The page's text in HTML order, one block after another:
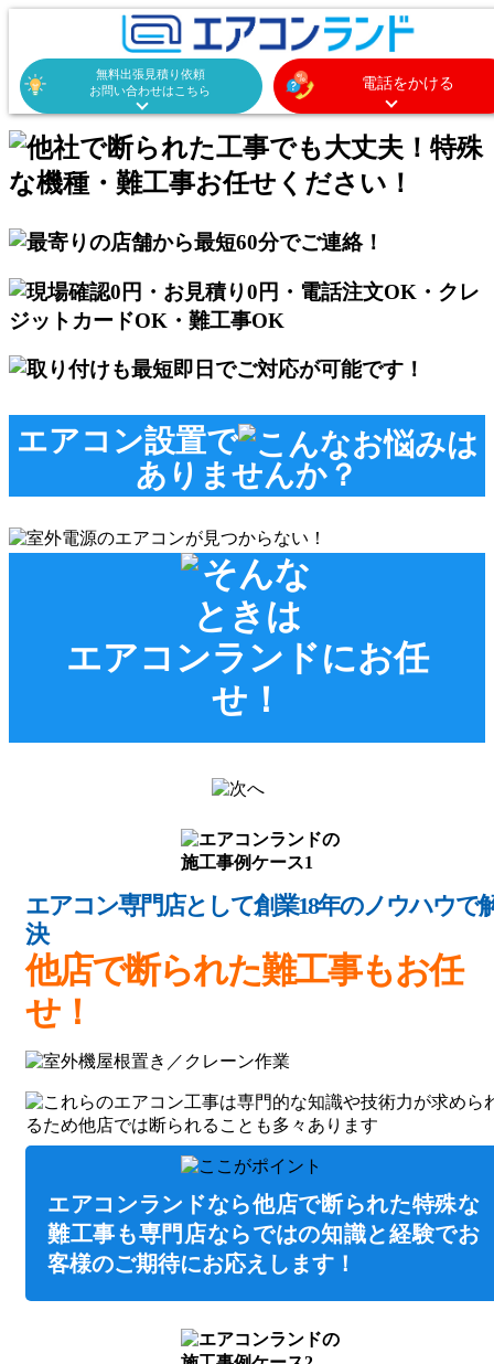
無料出張見積り依頼
お問い合わせはこちら
電話をかける
エアコン設置で
ありませんか？
エアコンランドにお任
せ！
エアコン専門店として創業18年のノウハウで
決
他店で断られた難工事もお任
せ！
エアコンランドなら他店で断られた特殊な
難工事も専門店ならではの知識と経験でお
客様のご期待にお応えします！